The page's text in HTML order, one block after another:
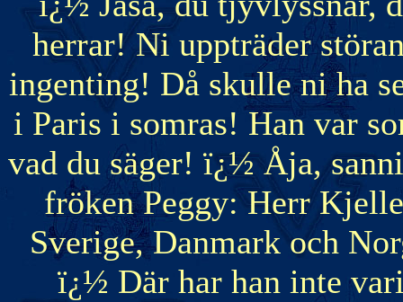
herrar! Ni uppträder
ingenting! Då skulle ni ha
i Paris i somras! Han var
vad du säger! ï¿½ Åja,
fröken Peggy: Herr
Sverige, Danmark och
ï¿½ Där har han inte